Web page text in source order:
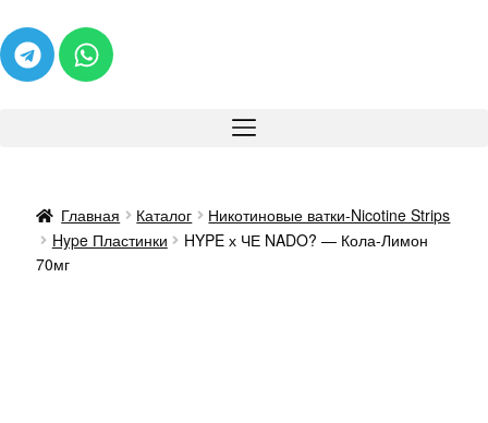
Главная Каталог
Никотиновые ватки-Nicotine Strips
Hype Пластинки
HYPE х ЧЕ NADO? — Кола-Лимон
70мг